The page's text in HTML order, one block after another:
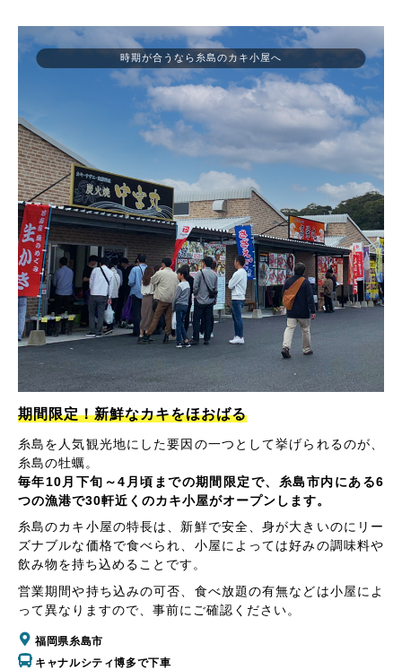
期間限定！新鮮なカキをほおばる
糸島を人気観光地にした要因の一つとして挙げられるのが、
糸島の牡蠣。
毎年10月下旬～4月頃までの期間限定で、糸島市内にある6
つの漁港で30軒近くのカキ小屋がオープンします。
糸島のカキ小屋の特長は、新鮮で安全、身が大きいのにリー
ズナブルな価格で食べられ、小屋によっては好みの調味料や
飲み物を持ち込めることです。
営業期間や持ち込みの可否、食べ放題の有無などは小屋によ
って異なりますので、事前にご確認ください。
福岡県糸島市
キャナルシティ博多で下車
時期が合うなら糸島のカキ小屋へ